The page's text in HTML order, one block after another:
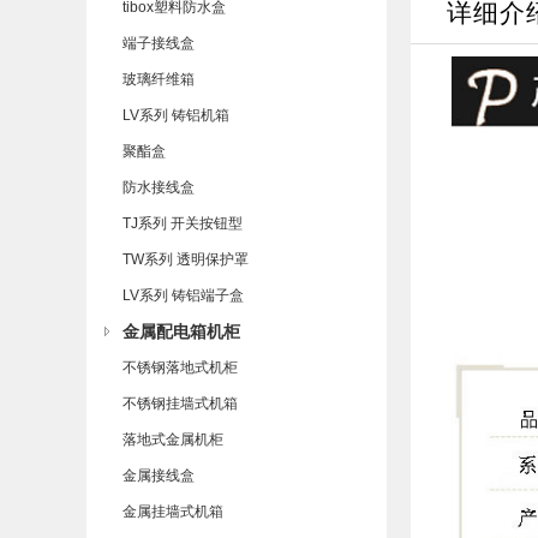
tibox塑料防水盒
端子接线盒
玻璃纤维箱
LV系列 铸铝机箱
聚酯盒
防水接线盒
TJ系列 开关按钮型
TW系列 透明保护罩
LV系列 铸铝端子盒
金属配电箱机柜
不锈钢落地式机柜
不锈钢挂墙式机箱
落地式金属机柜
金属接线盒
金属挂墙式机箱
详细介